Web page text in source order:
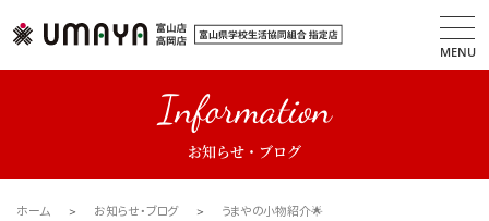
MENU
Information
お知らせ・ブログ
ホーム お知らせ・ブログ うまやの小物紹介🌟